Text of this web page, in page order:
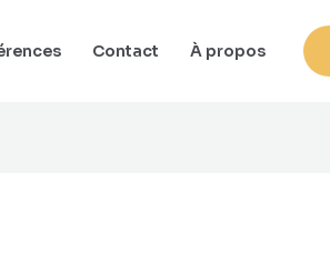
Contact À propos